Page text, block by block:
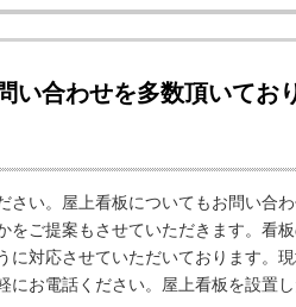
い合わせを多数頂いてお
い。屋上看板についてもお問い合
ご提案もさせていただきます。看
対応させていただいております。
お電話ください。屋上看板を設置し